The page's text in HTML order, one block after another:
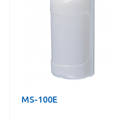
MS-100E